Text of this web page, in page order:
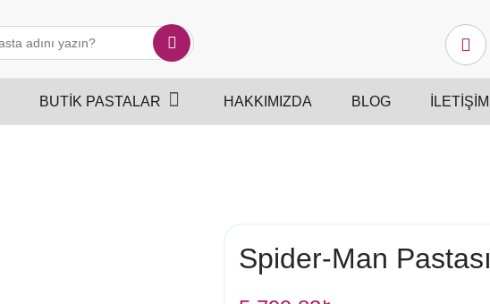
BUTIK PASTALAR HAKKIMIZDA BLOG İLETIŞIM
Spider-Man Pastası